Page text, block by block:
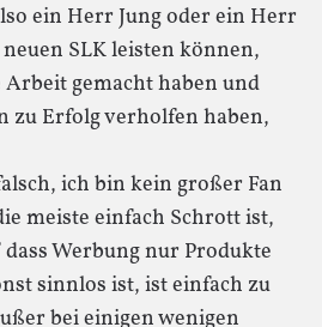
ein Herr Jung oder ein Herr
SLK leisten können,
gemacht haben und
zu Erfolg verholfen haben,
ich bin kein großer Fan
meiste einfach Schrott ist,
Werbung nur Produkte
sinnlos ist, ist einfach zu
bei einigen wenigen